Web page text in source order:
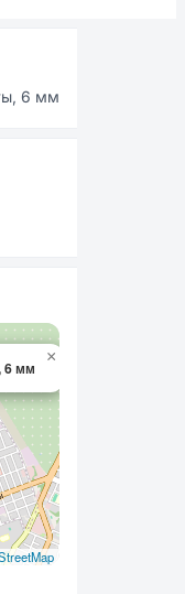
6 мм
6 мм
×